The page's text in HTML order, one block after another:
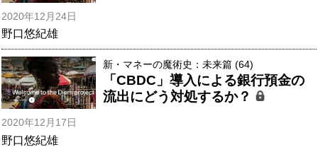
2020年12月24日
野口悠紀雄
新・マネーの魔術史：未来篇 (64)
「CBDC」導入による銀行預金の
流出にどう対処するか？
2020年12月17日
野口悠紀雄